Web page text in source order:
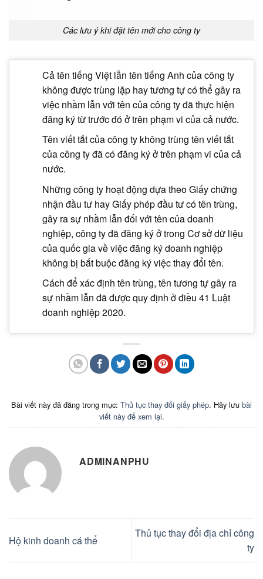
Các lưu ý khi đặt tên mới cho công ty
Cả tên tiếng Việt lẫn tên tiếng Anh của công ty
không được trùng lặp hay tương tự có thể gây ra
việc nhầm lẫn với tên của công ty đã thực hiện
đăng ký từ trước đó ở trên phạm vi của cả nước.
Tên viết tắt của công ty không trùng tên viết tắt
của công ty đã có đăng ký ở trên phạm vi của cả
nước.
Những công ty hoạt động dựa theo Giấy chứng
nhận đầu tư hay Giấy phép đầu tư có tên trùng,
gây ra sự nhầm lẫn đối với tên của doanh
nghiệp, công ty đã đăng ký ở trong Cơ sở dữ liệu
của quốc gia về việc đăng ký doanh nghiệp
không bị bắt buộc đăng ký việc thay đổi tên.
Cách để xác định tên trùng, tên tương tự gây ra
sự nhầm lẫn đã được quy định ở điều 41 Luật
doanh nghiệp 2020.
Bài viết này đã đăng trong mục: Thủ tục thay đổi giấy phép. Hãy lưu bài
viết này để xem lại.
ADMINANPHU
Hộ kinh doanh cá thể
Thủ tục thay đổi địa chỉ công
ty